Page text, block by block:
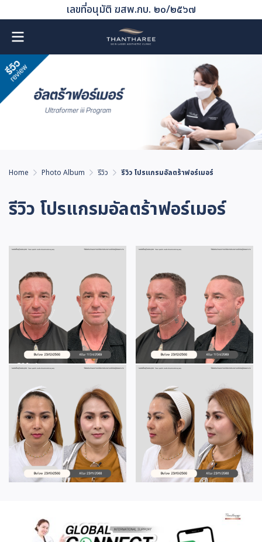
เลขที่อนุมัติ ฆสพ.กบ. ๒๐/๒๕๖๗
Home Photo Album รีวิว รีวิว โปรแกรมอัลตร้าฟอร์เมอร์
รีวิว โปรแกรมอัลตร้าฟอร์เมอร์